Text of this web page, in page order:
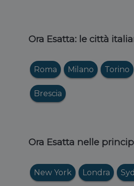
Ora Esatta: le città
Roma Milano Torino
Brescia
Ora Esatta nelle
New York Londra